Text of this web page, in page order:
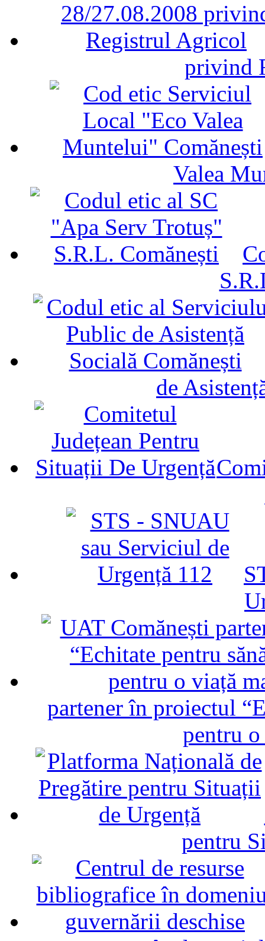
privind
Valea
de
partener în proiectul
pentru
pentru